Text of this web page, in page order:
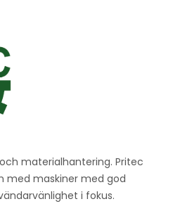
materialhantering. Pritec
med maskiner med god
i fokus.